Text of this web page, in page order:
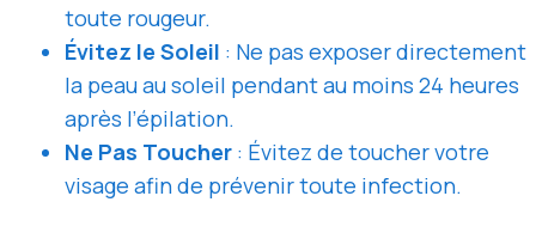
toute rougeur.
Évitez le Soleil : Ne pas exposer directement
la peau au soleil pendant au moins 24 heures
après l’épilation.
Ne Pas Toucher : Évitez de toucher votre
visage afin de prévenir toute infection.